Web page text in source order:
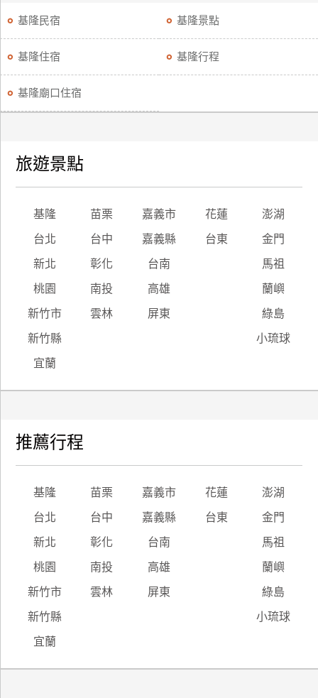
基隆民宿 基隆景點
基隆住宿 基隆行程
基隆廟口住宿
旅遊景點
基隆 苗栗 嘉義市 花蓮 澎湖
台北 台中 嘉義縣 台東 金門
新北 彰化 台南 馬祖
桃園 南投 高雄 蘭嶼
新竹市 雲林 屏東 綠島
新竹縣 小琉球
宜蘭
推薦行程
基隆 苗栗 嘉義市 花蓮 澎湖
台北 台中 嘉義縣 台東 金門
新北 彰化 台南 馬祖
桃園 南投 高雄 蘭嶼
新竹市 雲林 屏東 綠島
新竹縣 小琉球
宜蘭